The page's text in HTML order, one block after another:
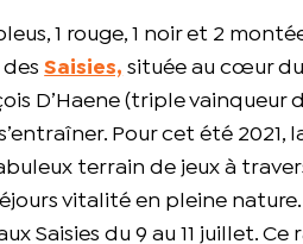
1 rouge, 1 noir et 2
desSaisies, située au cœur
D’Haene (triple vainqueur
Pour cet été 2021,
terrain de jeux à
vitalité en pleine
Saisies du 9 au 11 juillet.